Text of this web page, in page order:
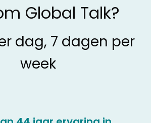
Global Talk?
dag, 7 dagen per
week